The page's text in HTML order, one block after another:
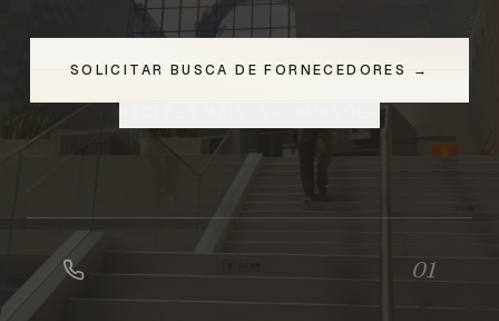
SOLICITAR BUSCA DE FORNECEDORES →
01